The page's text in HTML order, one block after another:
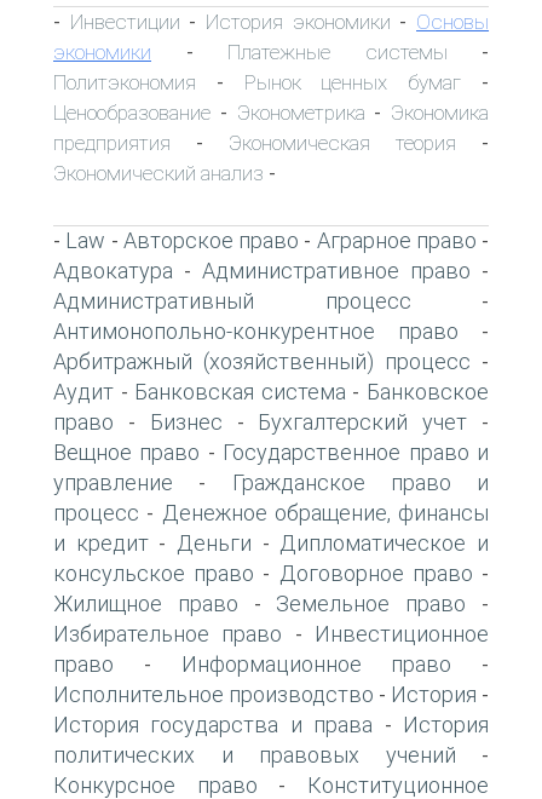
- Инвестиции - История экономики - Основы
экономики - Платежные системы -
Политэкономия - Рынок ценных бумаг -
Ценообразование - Эконометрика - Экономика
предприятия - Экономическая теория -
Экономический анализ -
- Law - Авторское право - Аграрное право -
Адвокатура - Административное право -
Административный процесс -
Антимонопольно-конкурентное право -
Арбитражный (хозяйственный) процесс -
Аудит - Банковская система - Банковское
право - Бизнес - Бухгалтерский учет -
Вещное право - Государственное право и
управление -
Гражданское право и
процесс - Денежное обращение, финансы
и кредит- Деньги - Дипломатическое и
консульское право - Договорное право -
Жилищное право - Земельное право -
Избирательное право -
Инвестиционное
право - Информационное право -
Исполнительное производство - История -
История государства и права -
История
политических и правовых учений -
Конкурсное право -
Конституционное